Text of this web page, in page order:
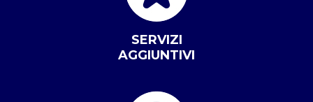
SERVIZI
AGGIUNTIVI